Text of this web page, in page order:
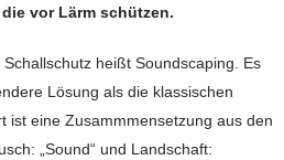
vor Lärm schützen.
heißt Soundscaping. Es
Lösung als die klassischen
ist eine Zusammmensetzung aus den
„Sound“ und Landschaft: